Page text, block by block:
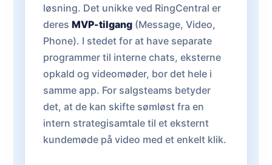
løsning. Det unikke ved RingCentral er
deres MVP-tilgang (Message, Video,
Phone). I stedet for at have separate
programmer til interne chats, eksterne
opkald og videomøder, bor det hele i
samme app. For salgsteams betyder
det, at de kan skifte sømløst fra en
intern strategisamtale til et eksternt
kundemøde på video med et enkelt klik.